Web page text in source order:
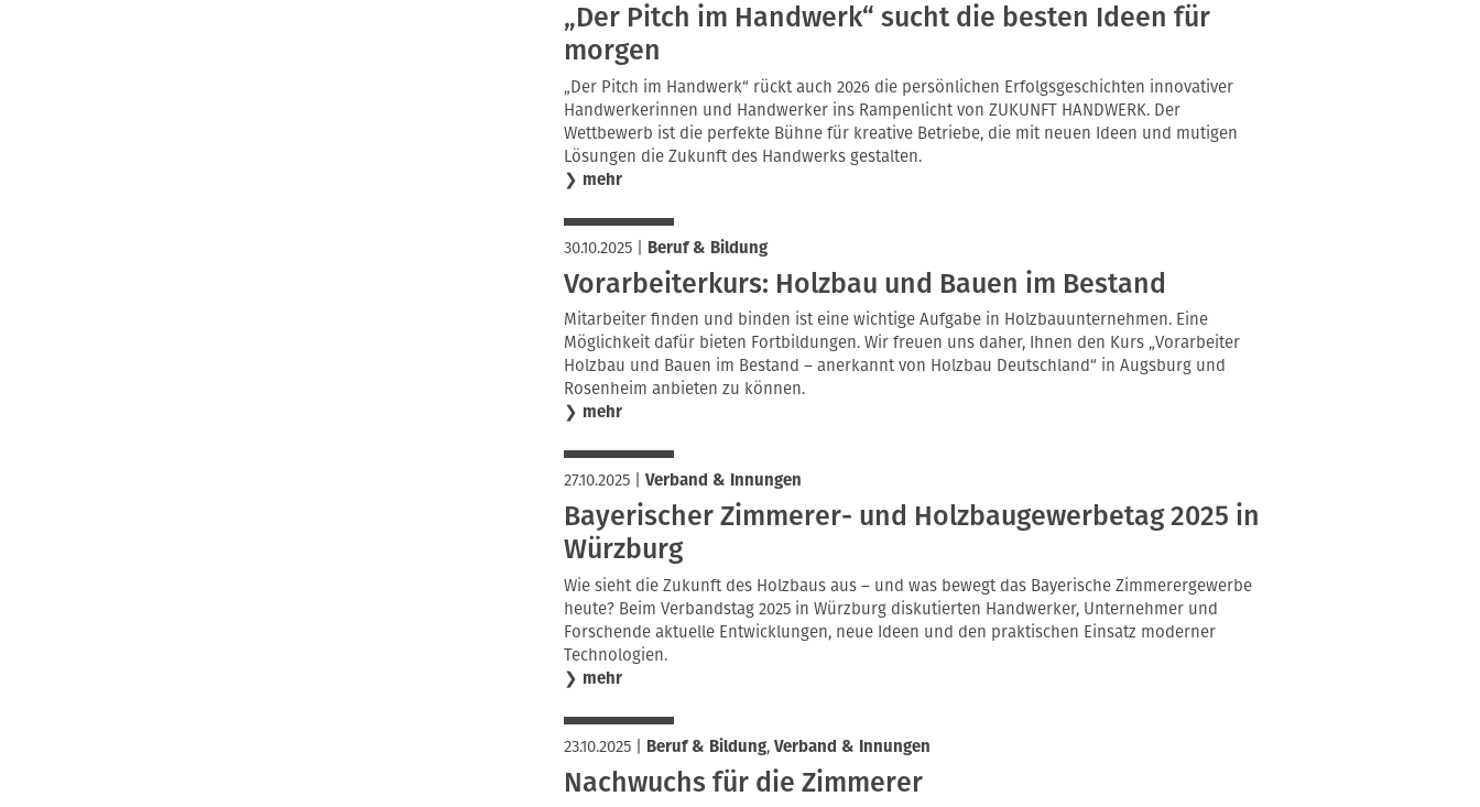
„Der Pitch im Handwerk“ sucht die besten Ideen für
morgen
„Der Pitch im Handwerk“ rückt auch 2026 die persönlichen Erfolgsgeschichten innovativer
Handwerkerinnen und Handwerker ins Rampenlicht von ZUKUNFT HANDWERK. Der
Wettbewerb ist die perfekte Bühne für kreative Betriebe, die mit neuen Ideen und mutigen
Lösungen die Zukunft des Handwerks gestalten.
❯ mehr
30.10.2025| Beruf & Bildung
Vorarbeiterkurs: Holzbau und Bauen im Bestand
Mitarbeiter finden und binden ist eine wichtige Aufgabe in Holzbauunternehmen. Eine
Möglichkeit dafür bieten Fortbildungen. Wir freuen uns daher, Ihnen den Kurs „Vorarbeiter
Holzbau und Bauen im Bestand – anerkannt von Holzbau Deutschland“ in Augsburg und
Rosenheim anbieten zu können.
❯ mehr
27.10.2025| Verband & Innungen
Bayerischer Zimmerer- und Holzbaugewerbetag 2025 in
Würzburg
Wie sieht die Zukunft des Holzbaus aus – und was bewegt das Bayerische Zimmerergewerbe
heute? Beim Verbandstag 2025 in Würzburg diskutierten Handwerker, Unternehmer und
Forschende aktuelle Entwicklungen, neue Ideen und den praktischen Einsatz moderner
Technologien.
❯ mehr
23.10.2025| Beruf & Bildung, Verband & Innungen
Nachwuchs für die Zimmerer